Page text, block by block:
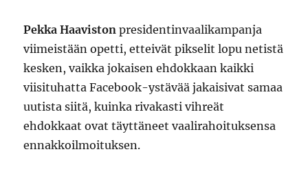
Pekka Haaviston presidentinvaalikampanja
viimeistään opetti, etteivät pikselit lopu netistä
kesken, vaikka jokaisen ehdokkaan kaikki
viisituhatta Facebook-ystävää jakaisivat samaa
uutista siitä, kuinka rivakasti vihreät
ehdokkaat ovat täyttäneet vaalirahoituksensa
ennakkoilmoituksen.